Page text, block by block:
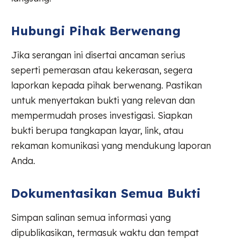
Hubungi Pihak Berwenang
Jika serangan ini disertai ancaman serius
seperti pemerasan atau kekerasan, segera
laporkan kepada pihak berwenang. Pastikan
untuk menyertakan bukti yang relevan dan
mempermudah proses investigasi. Siapkan
bukti berupa tangkapan layar, link, atau
rekaman komunikasi yang mendukung laporan
Anda.
Dokumentasikan Semua Bukti
Simpan salinan semua informasi yang
dipublikasikan, termasuk waktu dan tempat